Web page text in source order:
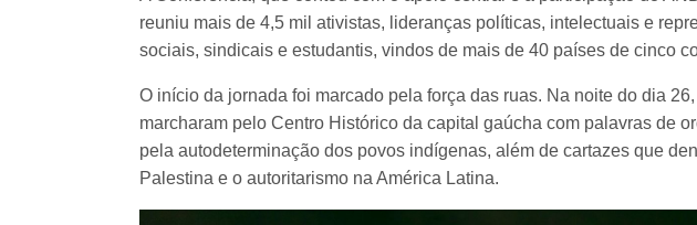
reuniu mais de 4,5 mil ativistas, lideranças políticas, intelectuais e
sociais, sindicais e estudantis, vindos de mais de 40 países de cinco
O início da jornada foi marcado pela força das ruas. Na noite do dia
marcharam pelo Centro Histórico da capital gaúcha com palavras de
pela autodeterminação dos povos indígenas, além de cartazes que
Palestina e o autoritarismo na América Latina.